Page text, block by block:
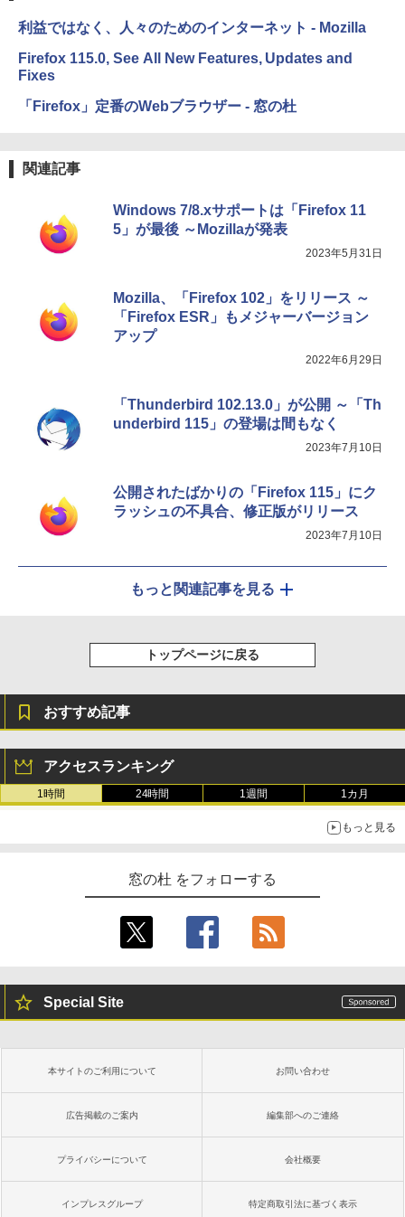
利益ではなく、人々のためのインターネット - Mozilla
Firefox 115.0, See All New Features, Updates and
Fixes
「Firefox」定番のWebブラウザー - 窓の杜
関連記事
Windows 7/8.xサポートは「Firefox 11
5」が最後 ～Mozillaが発表
2023年5月31日
Mozilla、「Firefox 102」をリリース ～
「Firefox ESR」もメジャーバージョン
アップ
2022年6月29日
「Thunderbird 102.13.0」が公開 ～「Th
underbird 115」の登場は間もなく
2023年7月10日
公開されたばかりの「Firefox 115」にク
ラッシュの不具合、修正版がリリース
2023年7月10日
もっと関連記事を見る
トップページに戻る
おすすめ記事
アクセスランキング
1時間 24時間 1週間 1カ月
もっと見る
窓の杜 をフォローする
Special Site
本サイトのご利用について お問い合わせ
広告掲載のご案内 編集部へのご連絡
プライバシーについて 会社概要
インプレスグループ 特定商取引法に基づく表示